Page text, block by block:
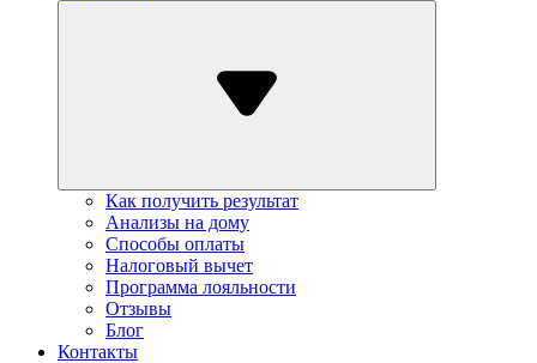
Как получить результат
Анализы на дому
Способы оплаты
Налоговый вычет
Программа лояльности
Отзывы
Блог
Контакты